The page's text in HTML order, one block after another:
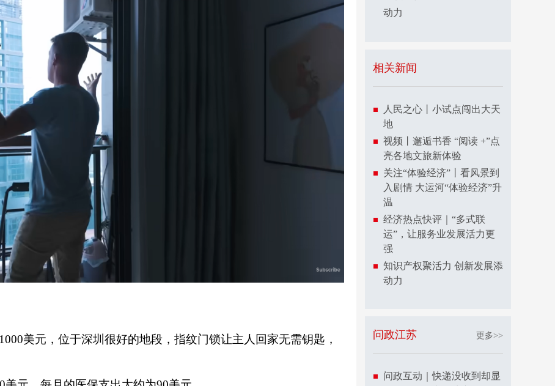
美元，位于深圳很好的地段，指纹门锁让主人回家无需钥匙，
动力
相关新闻
人民之心丨小试点闯出大天
地
视频丨邂逅书香 “阅读 +”点
亮各地文旅新体验
关注“体验经济”丨看风景到
入剧情 大运河“体验经济”升
温
经济热点快评｜“多式联
运”，让服务业发展活力更
强
知识产权聚活力 创新发展添
动力
问政江苏 更多>>
问政互动｜快递没收到却显